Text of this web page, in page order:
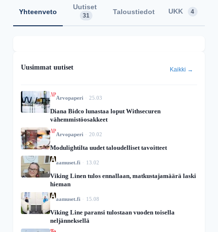
Yhteenveto
Uutiset
31 Taloustiedot UKK 4
Uusimmat uutiset Kaikki →
Arvopaperi 25.03
Diana Bidco lunastaa loput Withsecuren
vähemmistöosakkeet
Arvopaperi 20.02
Modulightilta uudet taloudelliset tavoitteet
aamuset.fi 13.02
Viking Linen tulos ennallaan, matkustajamäärä laski
hieman
aamuset.fi 15.08
Viking Line paransi tulostaan vuoden toisella
neljänneksellä